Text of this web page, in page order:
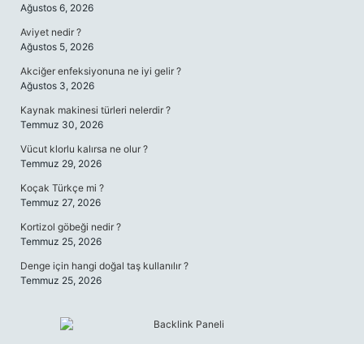
Ağustos 6, 2026
Aviyet nedir ?
Ağustos 5, 2026
Akciğer enfeksiyonuna ne iyi gelir ?
Ağustos 3, 2026
Kaynak makinesi türleri nelerdir ?
Temmuz 30, 2026
Vücut klorlu kalırsa ne olur ?
Temmuz 29, 2026
Koçak Türkçe mi ?
Temmuz 27, 2026
Kortizol göbeği nedir ?
Temmuz 25, 2026
Denge için hangi doğal taş kullanılır ?
Temmuz 25, 2026